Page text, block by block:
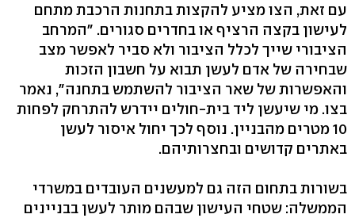
עם זאת, הצו מציע להקצות בתחנות הרכבת מתחם
לעישון בקצה הרציף או בחדרים סגורים. "המרחב
הציבורי שייך לכלל הציבור ולא סביר לאפשר מצב
שבחירה של אדם לעשן תבוא על חשבון הזכות
והאפשרות של שאר הציבור להשתמש בתחנה‭,"‬ נאמר
בצו. מי שיעשן ליד בית-חולים יידרש להתרחק לפחות
10 מטרים מהבניין. נוסף לכך יחול איסור לעשן
באתרים קדושים ובחצרותיהם.
בשורות בתחום הזה גם למעשנים העובדים במשרדי
הממשלה: שטחי העישון שבהם מותר לעשן בבניינים